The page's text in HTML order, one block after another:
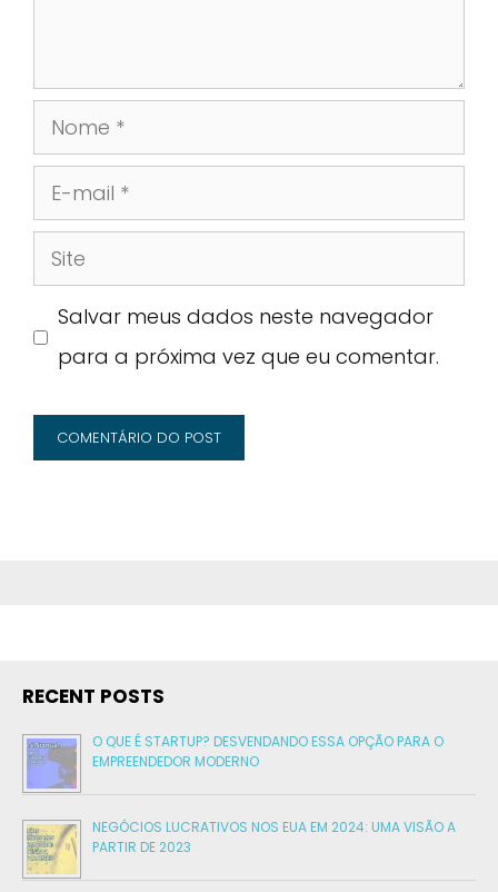
Nome
E-
mail
Site
Salvar meus dados neste navegador
para a próxima vez que eu comentar.
RECENT POSTS
O QUE É STARTUP? DESVENDANDO ESSA OPÇÃO PARA O
EMPREENDEDOR MODERNO
NEGÓCIOS LUCRATIVOS NOS EUA EM 2024: UMA VISÃO A
PARTIR DE 2023